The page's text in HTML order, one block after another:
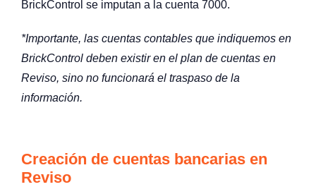
BrickControl se imputan a la cuenta 7000.
*Importante, las cuentas contables que indiquemos en
BrickControl deben existir en el plan de cuentas en
Reviso, sino no funcionará el traspaso de la
información.
Creación de cuentas bancarias en
Reviso